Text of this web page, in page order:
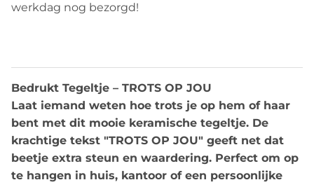
werkdag nog bezorgd!
Bedrukt Tegeltje – TROTS OP JOU
Laat iemand weten hoe trots je op hem of haar
bent met dit mooie keramische tegeltje. De
krachtige tekst "TROTS OP JOU" geeft net dat
beetje extra steun en waardering. Perfect om op
te hangen in huis, kantoor of een persoonlijke